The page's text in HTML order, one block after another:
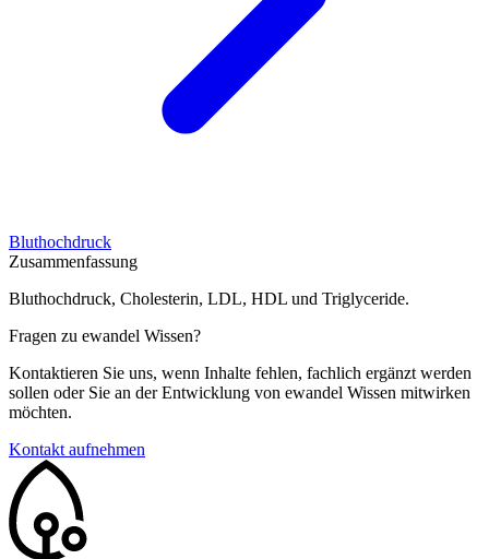
Bluthochdruck
Zusammenfassung
Bluthochdruck, Cholesterin, LDL, HDL und Triglyceride.
Fragen zu ewandel Wissen?
Kontaktieren Sie uns, wenn Inhalte fehlen, fachlich ergänzt werden
sollen oder Sie an der Entwicklung von ewandel Wissen mitwirken
möchten.
Kontakt aufnehmen